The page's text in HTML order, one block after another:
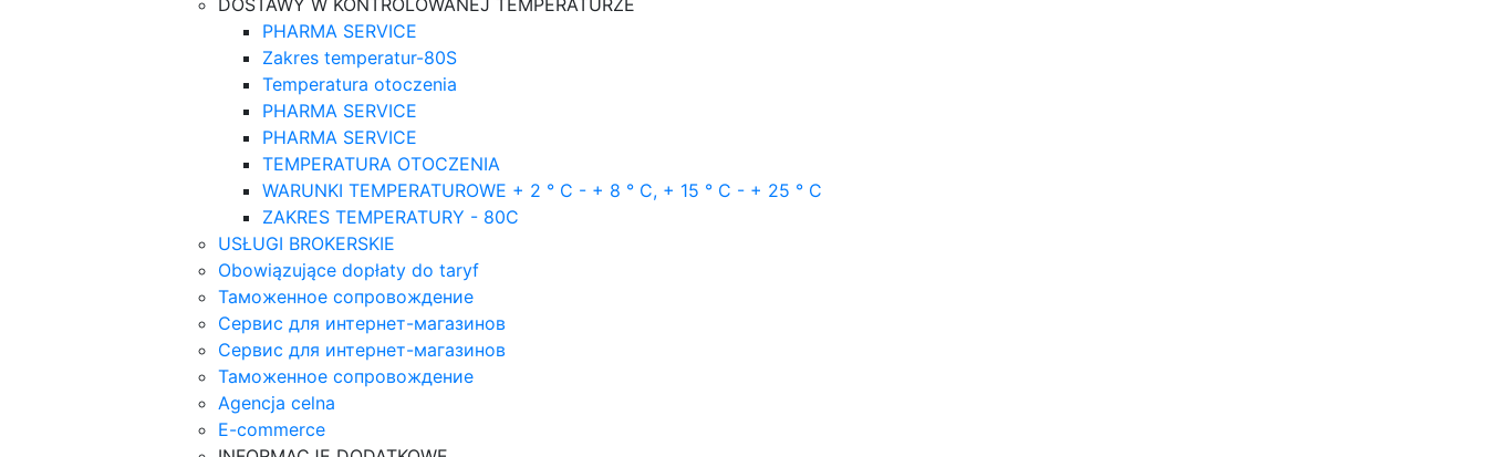
PHARMA SERVICE
Zakres temperatur-80S
Temperatura otoczenia
PHARMA SERVICE
PHARMA SERVICE
TEMPERATURA OTOCZENIA
WARUNKI TEMPERATUROWE + 2 ° C - + 8 ° C, + 15 ° C - + 25 ° C
ZAKRES TEMPERATURY - 80C
USŁUGI BROKERSKIE
Obowiązujące dopłaty do taryf
Таможенное сопровождение
Сервис для интернет-магазинов
Сервис для интернет-магазинов
Таможенное сопровождение
Agencja celna
E-commerce